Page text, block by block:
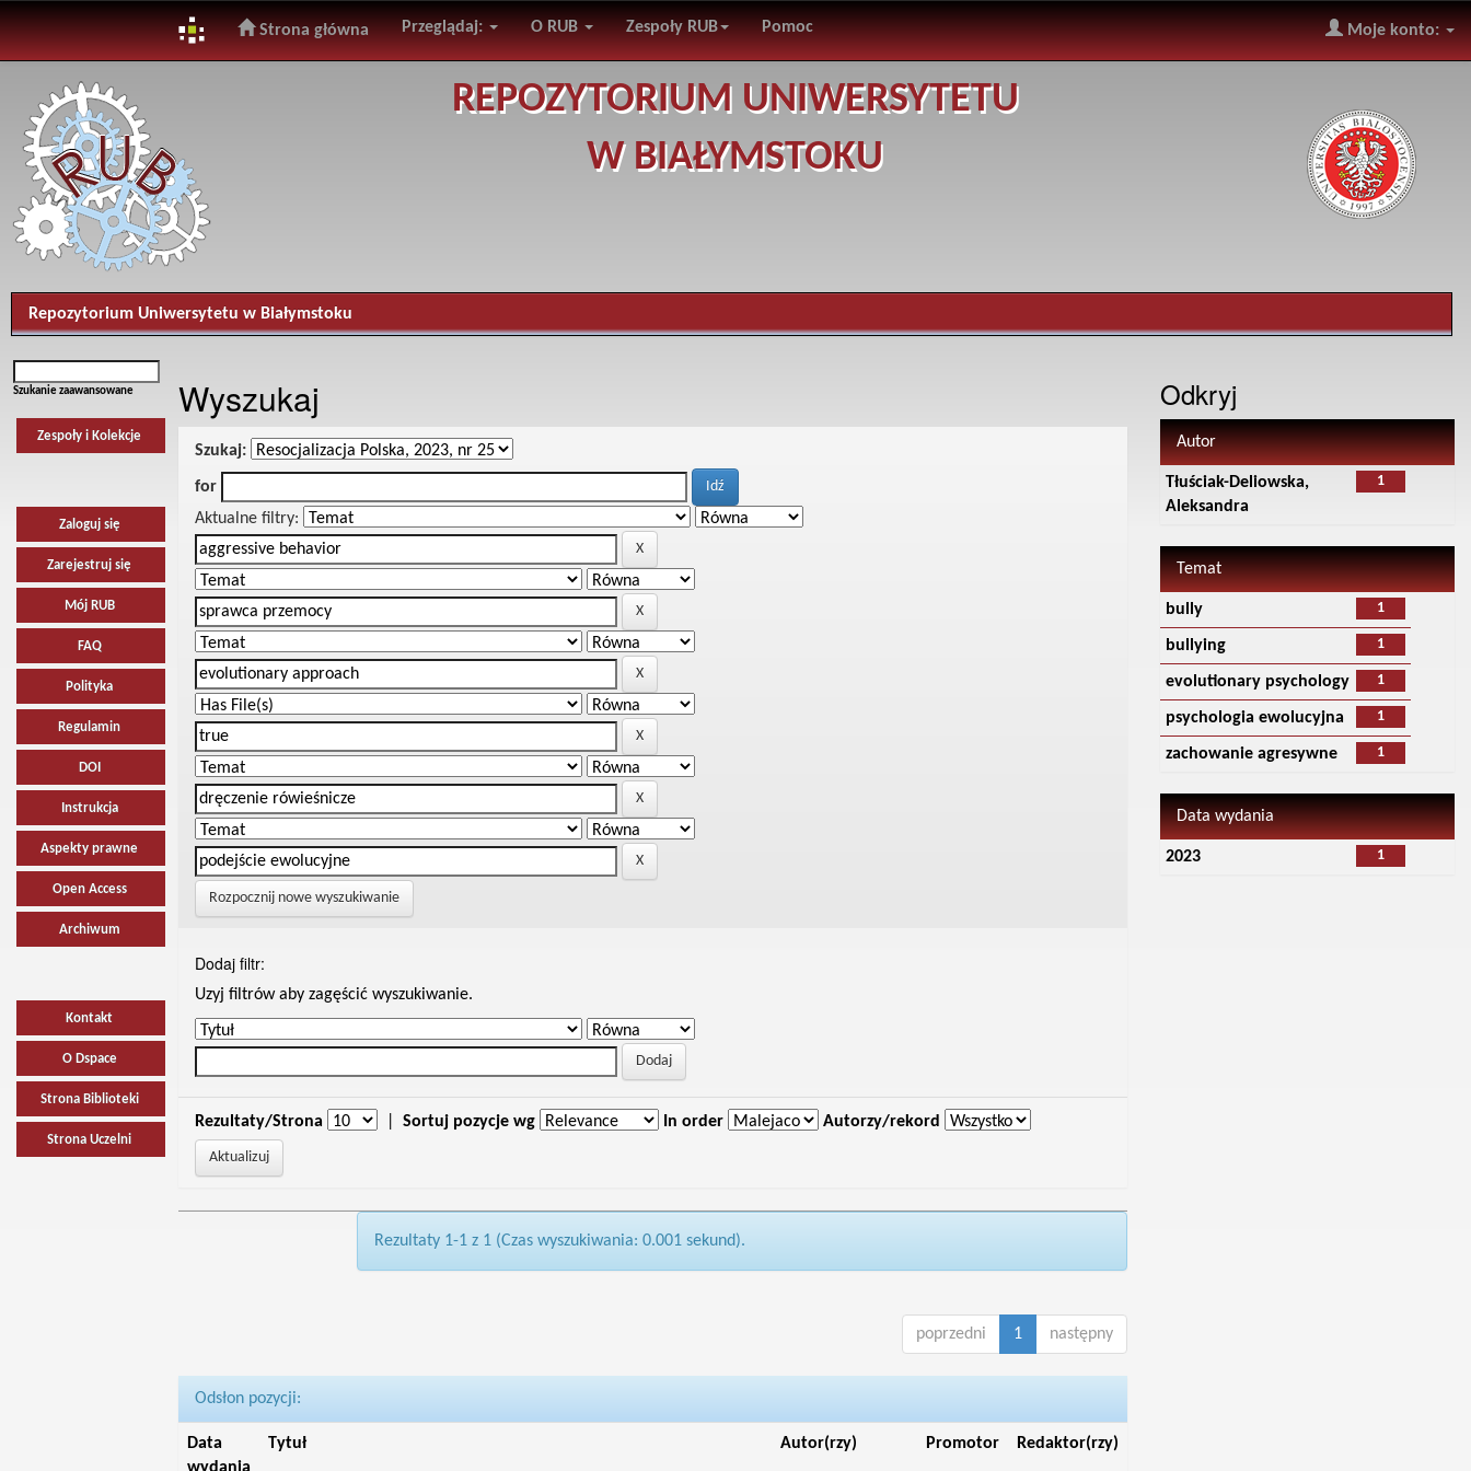
navigation
Strona główna Przeglądaj: O RUB Zespoły RUB Pomoc Moje konto:
REPOZYTORIUM UNIWERSYTETU
W BIAŁYMSTOKU
Repozytorium Uniwersytetu w Białymstoku
Szukanie zaawansowane
Zespoły i Kolekcje
Zaloguj się
Zarejestruj się
Mój RUB
FAQ
Polityka
Regulamin
DOI
Instrukcja
Aspekty prawne
Open Access
Archiwum
Kontakt
O Dspace
Strona Biblioteki
Strona Uczelni
Wyszukaj
Szukaj:
for
Aktualne filtry:
Rozpocznij nowe wyszukiwanie
Dodaj filtr:
Uzyj filtrów aby zagęścić wyszukiwanie.
Rezultaty/Strona Sortuj pozycje wg In order Autorzy/rekord
Rezultaty 1-1 z 1 (Czas wyszukiwania: 0.001 sekund).
poprzedni 1 następny
Odsłon pozycji:
Data
Tytuł Autor(rzy) Promotor Redaktor(rzy)
Odkryj
Autor
1
Tłuściak-Deliowska,
Aleksandra
Temat
1
bully
1
bullying
1
evolutionary psychology
1
psychologia ewolucyjna
1
zachowanie agresywne
Data wydania
1
2023